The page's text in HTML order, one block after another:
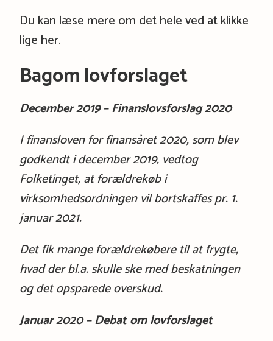
Du kan læse mere om det hele ved at klikke
lige her.
Bagom lovforslaget
December 2019 – Finanslovsforslag 2020
I finansloven for finansåret 2020, som blev
godkendt i december 2019, vedtog
Folketinget, at forældrekøb i
virksomhedsordningen vil bortskaffes pr. 1.
januar 2021.
Det fik mange forældrekøbere til at frygte,
hvad der bl.a. skulle ske med beskatningen
og det opsparede overskud.
Januar 2020 – Debat om lovforslaget